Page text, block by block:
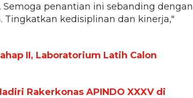
Semoga penantian ini sebanding dengan
Tingkatkan kedisiplinan dan kinerja,"
II, Laboratorium Latih Calon
Rakerkonas APINDO XXXV di